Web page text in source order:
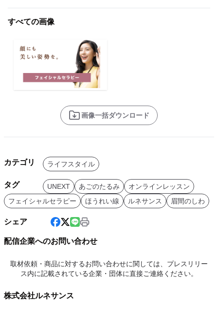
すべての画像
画像一括ダウンロード
カテゴリ ライフスタイル
タグ UNEXT あごのたるみ
オンラインレッスン
フェイシャルセラピー
ほうれい線 ルネサンス 眉間のしわ
シェア
配信企業へのお問い合わせ
取材依頼・商品に対するお問い合わせに関しては、プレスリリー
ス内に記載されている企業・団体に直接ご連絡ください。
株式会社ルネサンス